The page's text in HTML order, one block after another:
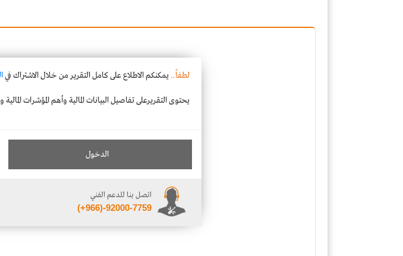
لطفاً..يمكنكم الاطلاع على كامل التقرير من خلال الاشتراك في
يحتوى التقريرعلى تفاصيل البيانات المالية وأهم المؤشرات
الدخول
اتصل بنا للدعم الفني
(+966)-92000-7759